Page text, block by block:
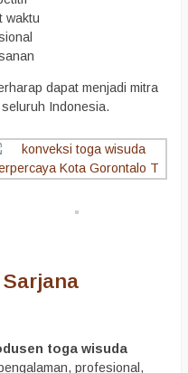
waktu
dapat menjadi mitra
Indonesia.
toga wisuda
profesional,